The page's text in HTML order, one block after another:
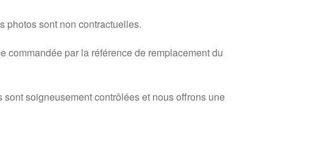
photos sont non contractuelles.
commandée par la référence de remplacement du
soigneusement contrôlées et nous offrons une